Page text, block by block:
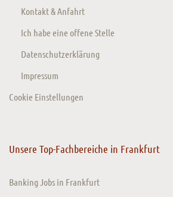
Kontakt & Anfahrt
Ich habe eine offene Stelle
Datenschutzerklärung
Impressum
Cookie Einstellungen
Unsere Top-Fachbereiche in Frankfurt
Banking Jobs in Frankfurt